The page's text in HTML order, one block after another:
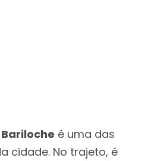
Bariloche é uma das
cidade. No trajeto, é